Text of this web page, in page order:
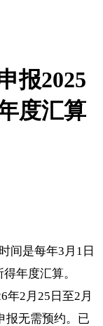
报2025
度汇算
间是每年3月1日
年度汇算。
年2月25日至2月
报无需预约。已